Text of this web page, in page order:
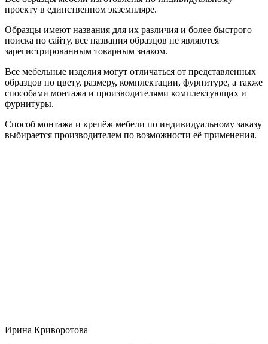
проекту в единственном экземпляре.
Образцы имеют названия для их различия и более быстрого
поиска по сайту, все названия образцов не являются
зарегистрированным товарным знаком.
Все мебельные изделия могут отличаться от представленных
образцов по цвету, размеру, комплектации, фурнитуре, а также
способами монтажа и производителями комплектующих и
фурнитуры.
Способ монтажа и крепёж мебели по индивидуальному заказу
выбирается производителем по возможности её применения.
Ирина Криворотова